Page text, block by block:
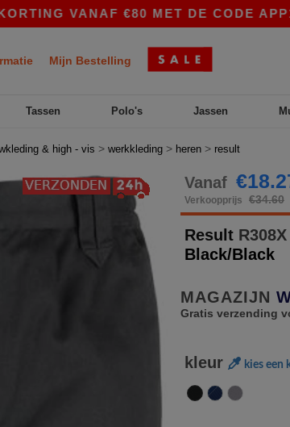
€80 MET DE CODE APP10 –
Mijn Bestelling
Tassen Polo's Jassen
& high - vis > werkkleding > heren > result
Vanaf
Verkoopprijs €34.60
Result
Black/Black
MAGAZIJN
Gratis verzending
kleur kies een